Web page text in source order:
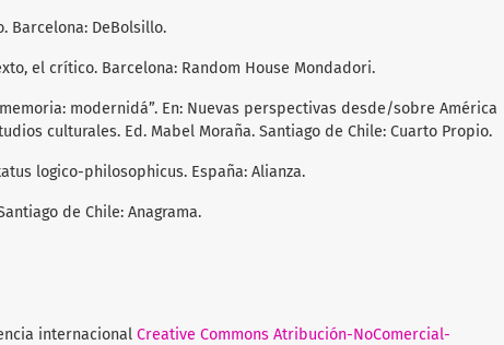
Barcelona: DeBolsillo.
el crítico. Barcelona: Random House Mondadori.
memoria: modernidá”. En: Nuevas perspectivas desde/sobre América
culturales. Ed. Mabel Moraña. Santiago de Chile: Cuarto Propio.
logico-philosophicus. España: Alianza.
de Chile: Anagrama.
internacional Creative Commons Atribución-NoComercial-